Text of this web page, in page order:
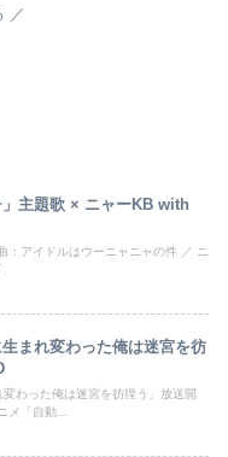
主題歌 × ニャーKB with
：アイドルはウーニャニャの件 ／ ニ
まれ変わった俺は迷宮を彷
わった俺は迷宮を彷徨う」放送開
「自動...